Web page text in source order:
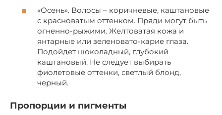
«Осень». Волосы – коричневые, каштановые
с красноватым оттенком. Пряди могут быть
огненно-рыжими. Желтоватая кожа и
янтарные или зеленовато-карие глаза.
Подойдет шоколадный, глубокий
каштановый. Не следует выбирать
фиолетовые оттенки, светлый блонд,
черный.
Пропорции и пигменты